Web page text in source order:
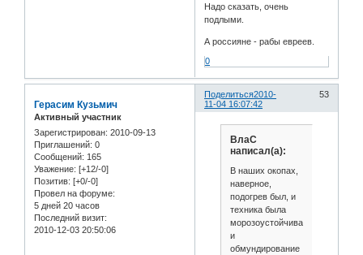
Надо сказать, очень
подлыми.
А россияне - рабы евреев.
0
Поделиться 53
2010-
11-04 16:07:42
Герасим Кузьмич
Активный участник
Зарегистрирован: 2010-09-13
Приглашений: 0
Сообщений: 165
Уважение: [+12/-0]
Позитив: [+0/-0]
Провел на форуме:
5 дней 20 часов
Последний визит:
2010-12-03 20:50:06
ВлаС
написал(а):
В наших окопах,
наверное,
подогрев был, и
техника была
морозоустойчивая,
и
обмундирование